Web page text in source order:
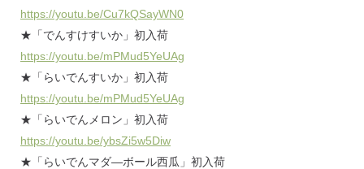
https://youtu.be/Cu7kQSayWN0
★「でんすけすいか」初入荷
https://youtu.be/mPMud5YeUAg
★「らいでんすいか」初入荷
https://youtu.be/mPMud5YeUAg
★「らいでんメロン」初入荷
https://youtu.be/ybsZi5w5Diw
★「らいでんマダ―ボール西瓜」初入荷